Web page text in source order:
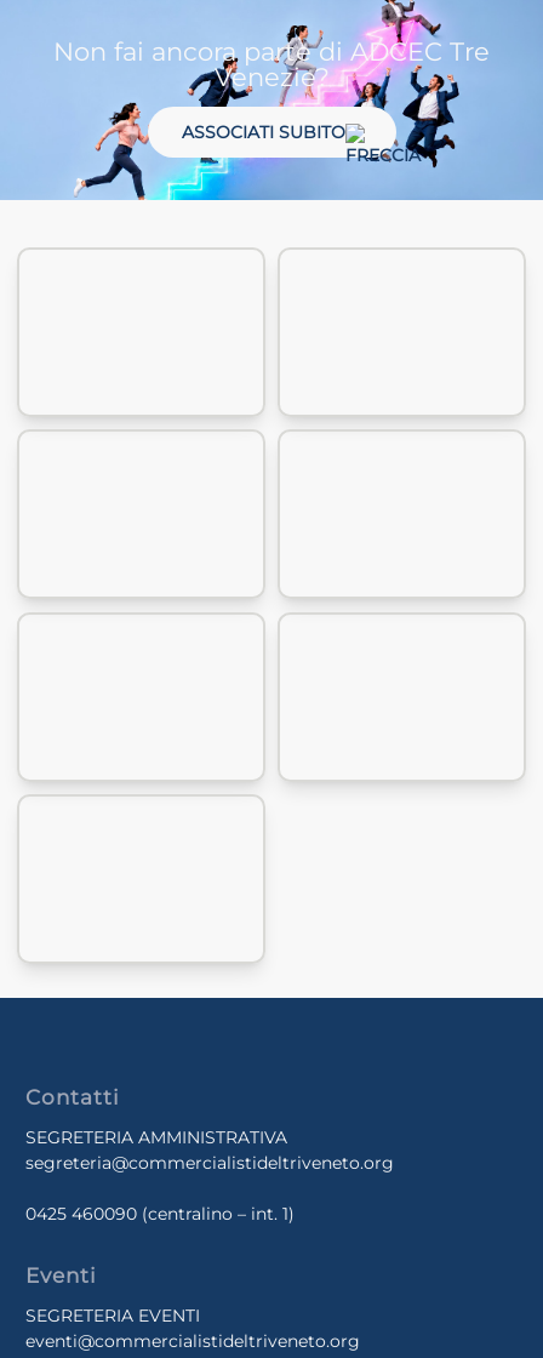
Non fai ancora parte di ADCEC Tre
Venezie?
ASSOCIATI SUBITO
Contatti
SEGRETERIA AMMINISTRATIVA
segreteria@commercialistideltriveneto.org
0425 460090 (centralino – int. 1)
Eventi
SEGRETERIA EVENTI
eventi@commercialistideltriveneto.org